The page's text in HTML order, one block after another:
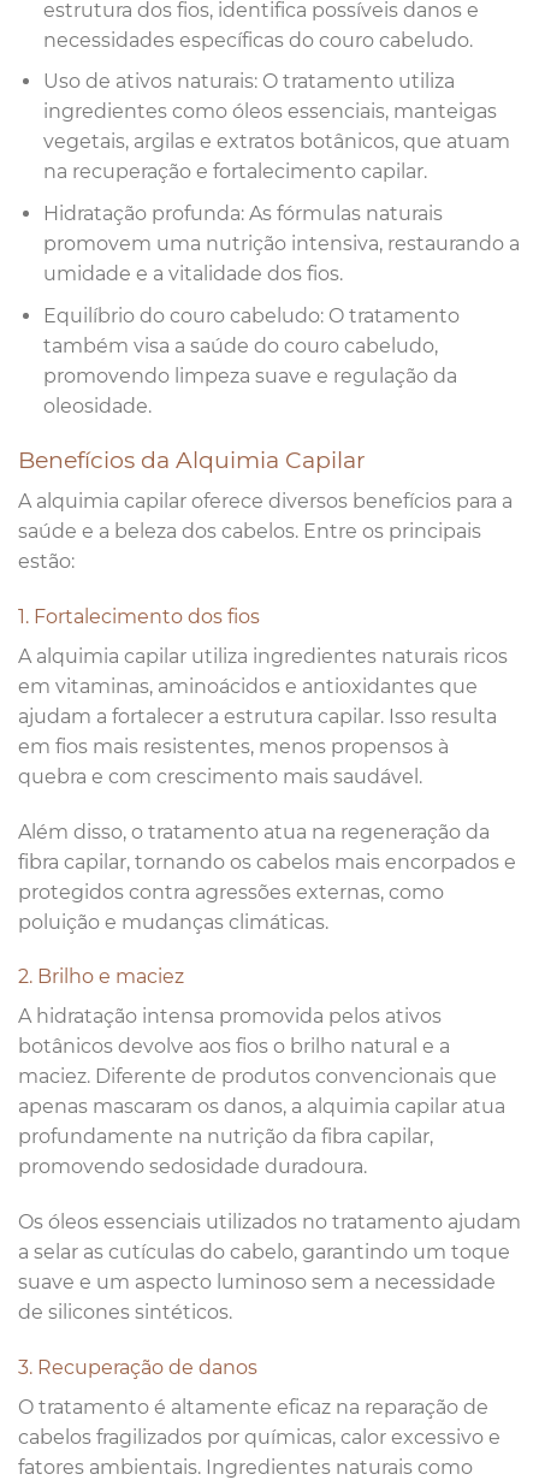
estrutura dos fios, identifica possíveis danos e
necessidades específicas do couro cabeludo.
Uso de ativos naturais: O tratamento utiliza
ingredientes como óleos essenciais, manteigas
vegetais, argilas e extratos botânicos, que atuam
na recuperação e fortalecimento capilar.
Hidratação profunda: As fórmulas naturais
promovem uma nutrição intensiva, restaurando a
umidade e a vitalidade dos fios.
Equilíbrio do couro cabeludo: O tratamento
também visa a saúde do couro cabeludo,
promovendo limpeza suave e regulação da
oleosidade.
Benefícios da Alquimia Capilar
A alquimia capilar oferece diversos benefícios para a
saúde e a beleza dos cabelos. Entre os principais
estão:
1. Fortalecimento dos fios
A alquimia capilar utiliza ingredientes naturais ricos
em vitaminas, aminoácidos e antioxidantes que
ajudam a fortalecer a estrutura capilar. Isso resulta
em fios mais resistentes, menos propensos à
quebra e com crescimento mais saudável.
Além disso, o tratamento atua na regeneração da
fibra capilar, tornando os cabelos mais encorpados e
protegidos contra agressões externas, como
poluição e mudanças climáticas.
2. Brilho e maciez
A hidratação intensa promovida pelos ativos
botânicos devolve aos fios o brilho natural e a
maciez. Diferente de produtos convencionais que
apenas mascaram os danos, a alquimia capilar atua
profundamente na nutrição da fibra capilar,
promovendo sedosidade duradoura.
Os óleos essenciais utilizados no tratamento ajudam
a selar as cutículas do cabelo, garantindo um toque
suave e um aspecto luminoso sem a necessidade
de silicones sintéticos.
3. Recuperação de danos
O tratamento é altamente eficaz na reparação de
cabelos fragilizados por químicas, calor excessivo e
fatores ambientais. Ingredientes naturais como